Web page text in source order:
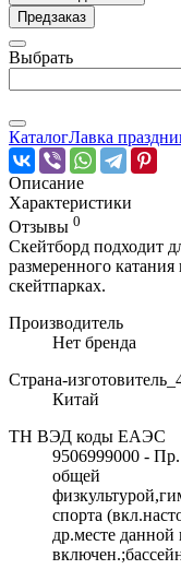
Предзаказ
Выбрать
КаталогЛавка
Описание
Характеристики
Отзывы 0
Скейтборд подходит
размеренного
скейтпарках.
Производитель
Нет бренда
Страна-
Китай
ТН ВЭД коды ЕАЭС
9506999000 - Пр.
общей
спорта
др.месте